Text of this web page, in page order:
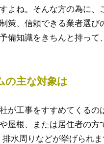
よね。そんな方の為に
策、信頼できる業者選
備知識をきちんと持っ
の主な対象は
が工事をすすめてくる
屋根、または居住者の
水周りなどが挙げられま